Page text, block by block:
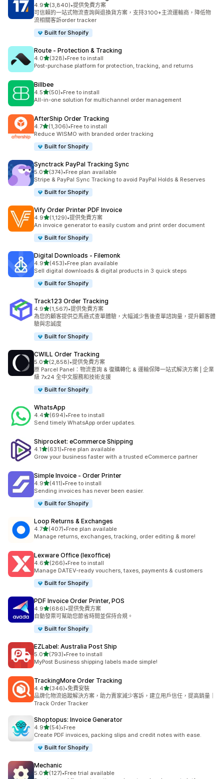
4.9滿分 5 顆星
(3,840)
共有 3840 則評價
•提供免費方案
可信賴的一站式物流查詢與退換貨方案，支持3100+主流運輸商，降低物
流相關客訴order tracker
Built for Shopify
Route ‑ Protection & Tracking
4.0滿分 5 顆星
(328)
共有 328 則評價
•Free to install
Post-purchase platform for protection, tracking, and returns
Billbee
4.5滿分 5 顆星
(50)
共有 50 則評價
•Free to install
All-in-one solution for multichannel order management
AfterShip Order Tracking
4.7滿分 5 顆星
(1,306)
共有 1306 則評價
•Free to install
Reduce WISMO with branded order tracking
Built for Shopify
Synctrack PayPal Tracking Sync
5.0滿分 5 顆星
(374)
共有 374 則評價
•Free plan available
Stripe & PayPal Sync Tracking to avoid PayPal Holds & Reserves
Built for Shopify
Vify Order Printer PDF Invoice
4.9滿分 5 顆星
(1,129)
共有 1129 則評價
•提供免費方案
An invoice generator to easily custom and print order document
Built for Shopify
Digital Downloads ‑ Filemonk
4.9滿分 5 顆星
(453)
共有 453 則評價
•Free plan available
Sell digital downloads & digital products in 3 quick steps
Built for Shopify
Track123 Order Tracking
4.9滿分 5 顆星
(1,567)
共有 1567 則評價
•提供免費方案
為您的顧客提供亞馬遜式查單體驗，大幅減少售後查單諮詢量，提升顧客體
驗與忠誠度
Built for Shopify
CWILL Order Tracking
5.0滿分 5 顆星
(2,858)
共有 2858 則評價
•提供免費方案
原 Parcel Panel：物流查詢 & 復購轉化 & 運輸保障一站式解決方案 | 企業
級 7x24 全中文服務和技術支援
Built for Shopify
WhatsApp
4.4滿分 5 顆星
(694)
共有 694 則評價
•Free to install
Send timely WhatsApp order updates.
Shiprocket: eCommerce Shipping
4.1滿分 5 顆星
(631)
共有 631 則評價
•Free plan available
Grow your business faster with a trusted eCommerce partner
Simple Invoice ‑ Order Printer
4.9滿分 5 顆星
(411)
共有 411 則評價
•Free to install
Sending invoices has never been easier.
Built for Shopify
Loop Returns & Exchanges
4.7滿分 5 顆星
(407)
共有 407 則評價
•Free plan available
Manage returns, exchanges, tracking, order editing & more!
Lexware Office (lexoffice)
4.6滿分 5 顆星
(266)
共有 266 則評價
•Free to install
Manage DATEV-ready vouchers, taxes, payments & customers
Built for Shopify
PDF Invoice Order Printer, POS
4.9滿分 5 顆星
(686)
共有 686 則評價
•提供免費方案
自動發票可幫助您節省時間並保持合規。
Built for Shopify
EZLabel: Australia Post Ship
5.0滿分 5 顆星
(793)
共有 793 則評價
•Free to install
MyPost Business shipping labels made simple!
TrackingMore Order Tracking
4.4滿分 5 顆星
(346)
共有 346 則評價
•免費安裝
品牌化物流追蹤解決方案，助力賣家減少客訴，建立用戶信任，提高銷量｜
Track Order Tracker
Shoptopus: Invoice Generator
4.9滿分 5 顆星
(54)
共有 54 則評價
•Free
Create PDF invoices, packing slips and credit notes with ease.
Built for Shopify
Mechanic
5.0滿分 5 顆星
(127)
共有 127 則評價
•Free trial available